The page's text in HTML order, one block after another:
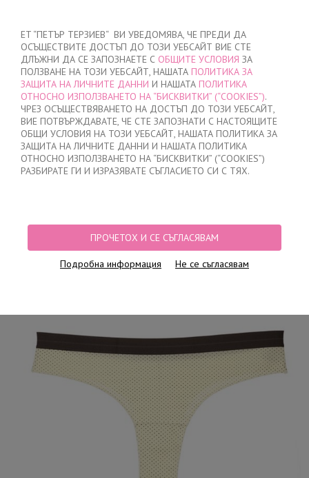
ET “ПЕТЪР ТЕРЗИЕВ“ ВИ УВЕДОМЯВА, ЧЕ ПРЕДИ ДА
ОСЪЩЕСТВИТЕ ДОСТЪП ДО ТОЗИ УЕБСАЙТ ВИЕ СТЕ
ДЛЪЖНИ ДА СЕ ЗАПОЗНАЕТЕ С ОБЩИТЕ УСЛОВИЯ ЗА
ПОЛЗВАНЕ НА ТОЗИ УЕБСАЙТ, НАШАТА ПОЛИТИКА ЗА
ЗАЩИТА НА ЛИЧНИТЕ ДАННИ И НАШАТА ПОЛИТИКА
ОТНОСНО ИЗПОЛЗВАНЕТО НА “БИСКВИТКИ” (“COOKIES”).
ЧРЕЗ ОСЪЩЕСТВЯВАНЕТО НА ДОСТЪП ДО ТОЗИ УЕБСАЙТ,
ВИЕ ПОТВЪРЖДАВАТЕ, ЧЕ СТЕ ЗАПОЗНАТИ С НАСТОЯЩИТЕ
ОБЩИ УСЛОВИЯ НА ТОЗИ УЕБСАЙТ, НАШАТА ПОЛИТИКА ЗА
ЗАЩИТА НА ЛИЧНИТЕ ДАННИ И НАШАТА ПОЛИТИКА
ОТНОСНО ИЗПОЛЗВАНЕТО НА “БИСКВИТКИ” (“COOKIES”)
РАЗБИРАТЕ ГИ И ИЗРАЗЯВАТЕ СЪГЛАСИЕТО СИ С ТЯХ.
ПРОЧЕТОХ И СЕ СЪГЛАСЯВАМ
Подробна информация Не се съгласявам
МОЯТА ПОРЪЧКА
няма добавени продукти
НАЧАЛО / ДАМСКО / БЕЛЬО / БИКИНИ / БИКИНИ БРАЗИЛИАНА
/
БИКИНИ БРАЗИЛИАНА ЛАЗЕРНО РЯЗАНИ, 0709, ЕКРЮ